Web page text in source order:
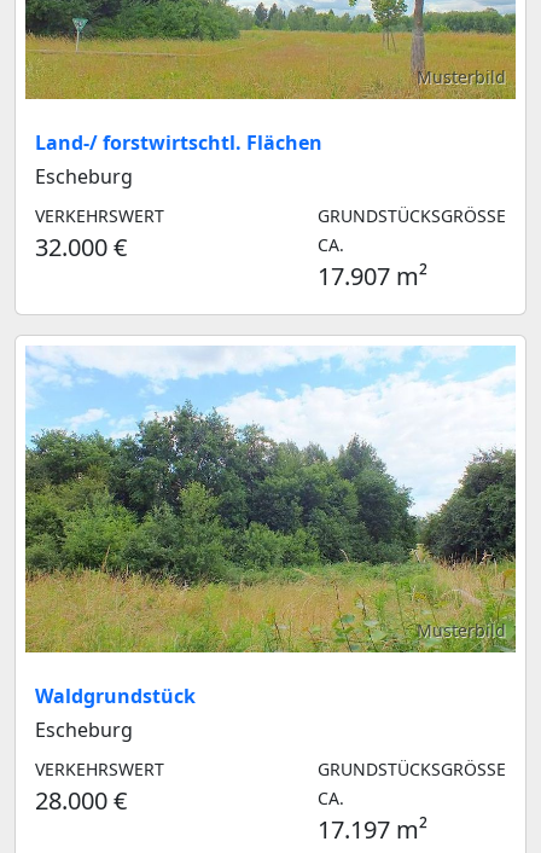
Musterbild
Land-/ forstwirtschtl. Flächen
Escheburg
VERKEHRSWERT
32.000 €
GRUNDSTÜCKSGRÖSSE C
A.
17.907 m²
Musterbild
Waldgrundstück
Escheburg
VERKEHRSWERT
28.000 €
GRUNDSTÜCKSGRÖSSE C
A.
17.197 m²